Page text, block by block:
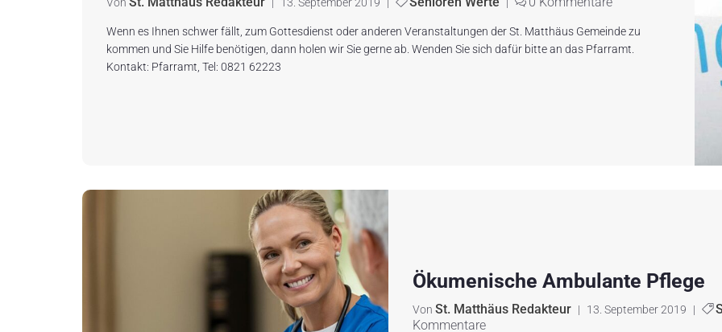
Wenn es Ihnen schwer fällt, zum Gottesdienst oder anderen Veranstaltungen der St. Matthäus Gemeinde zu
kommen und Sie Hilfe benötigen, dann holen wir Sie gerne ab. Wenden Sie sich dafür bitte an das Pfarramt.
Kontakt: Pfarramt, Tel: 0821 62223
Ökumenische Ambulante Pflege
Von St. Matthäus Redakteur | 13. September 2019 |
Kommentare